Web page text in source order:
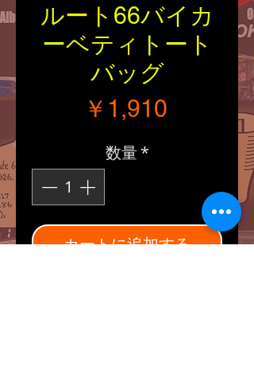
ルート66バイカ
ーベティトート
バッグ
￥1,910価格
数量 *
カートに追加する